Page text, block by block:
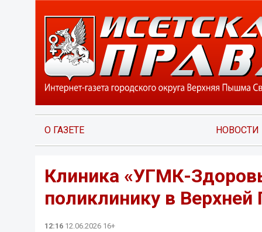
О ГАЗЕТЕ НОВОСТИ
Клиника «УГМК-
поликлинику в
12:16 12.06.2026 16+